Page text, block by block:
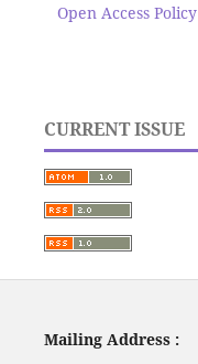
Open Access Policy
CURRENT ISSUE
Mailing Address :